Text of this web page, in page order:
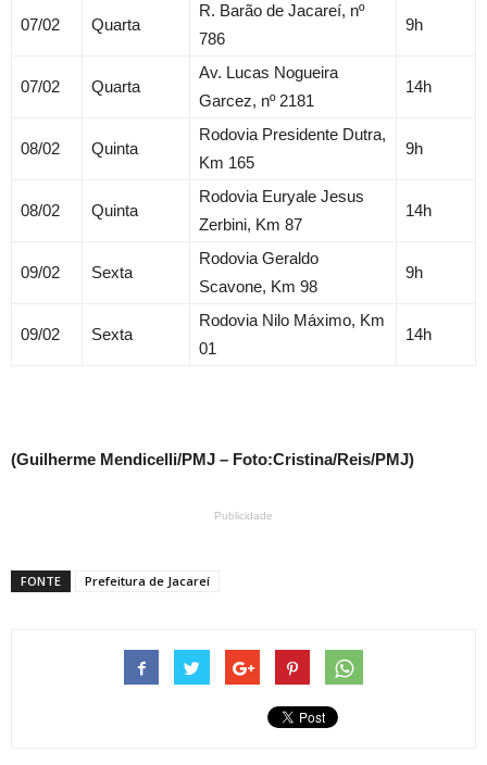
07/02 Quarta
R. Barão de Jacareí, nº
786
9h
07/02 Quarta
Av. Lucas Nogueira
Garcez, nº 2181
14h
08/02 Quinta
Rodovia Presidente Dutra,
Km 165
9h
08/02 Quinta
Rodovia Euryale Jesus
Zerbini, Km 87
14h
09/02 Sexta
Rodovia Geraldo
Scavone, Km 98
9h
09/02 Sexta
Rodovia Nilo Máximo, Km
01
14h
(Guilherme Mendicelli/PMJ – Foto:Cristina/Reis/PMJ)
Publicidade
FONTE Prefeitura de Jacareí